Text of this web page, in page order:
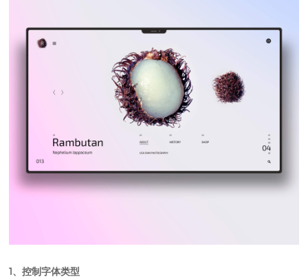
1、控制字体类型